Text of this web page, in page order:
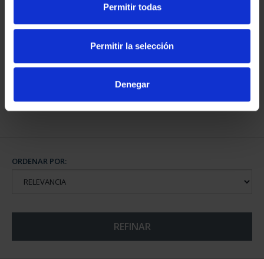
Permitir todas
Permitir la selección
Denegar
CAPITALES DE
COMPLET...
3.796,00 €
ORDENAR POR:
REFINAR